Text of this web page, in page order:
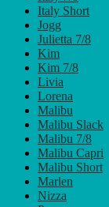
Italy Short
Jogg
Julietta 7/8
Kim
Kim 7/8
Livia
Lorena
Malibu
Malibu Slack
Malibu 7/8
Malibu Capri
Malibu Short
Marlen
Nizza